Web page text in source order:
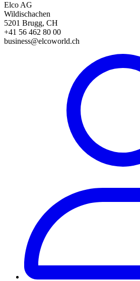
Elco AG
Wildischachen
5201 Brugg, CH
+41 56 462 80 00
business@elcoworld.ch